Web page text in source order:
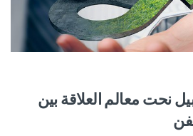
نحت معالم العلاقة بين